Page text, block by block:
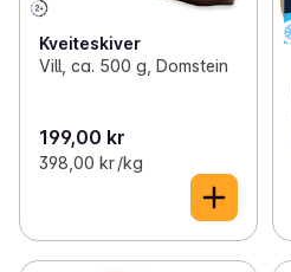
Kveiteskiver
Vill, ca. 500 g, Domstein
199,00 kr
398,00 kr /kg